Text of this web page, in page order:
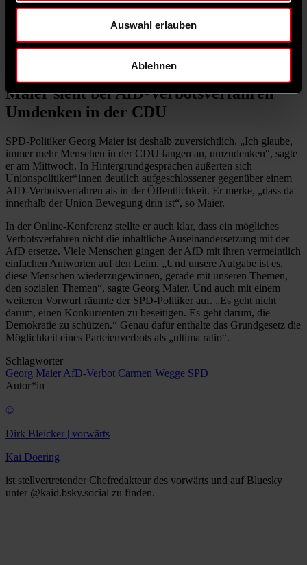
Auswahl erlauben
Ablehnen
Legislatur hatte sich vor allem der damalige CDU-
Verbotsverfahren stark gemacht.Wanderwitz gehört dem Parlament
inzwischen nicht mehr an. Aber auch der schleswig-holsteinische
Ministerpräsident Daniel Günther hat sich für ein Verfahren
Maier sieht bei AfD-Verbotsverfahren
Umdenken in der CDU
SPD-Politiker Georg Maier ist deshalb zuversichtlich. „Ich glaube,
immer mehr Menschen in der CDU fangen an, umzudenken“, sagte
er am Mittwoch. In Hintergrundgesprächen äußerten sich
Unionspolitiker*innen deutlich aufgeschlossener gegenüber einem
AfD-Verbotsverfahren als in der Öffentlichkeit. Er merke, „dass da
innerhalb der Union Bewegung drin ist“, so Maier.
In der Online-Konferenz stellte er auch klar, dass ein mögliches
Verbotsverfahren nicht die inhaltliche Auseinandersetzung mit der
AfD ersetze. Viele Menschen gingen der AfD mit ihren vermeintlich
einfachen Antworten auf den Leim. „Und unsere Aufgabe ist es,
diese Menschen wiederzugewinnen, gerade mit unseren Themen,
den sozialen Themen“, sagte Georg Maier. Und auch mit einem
weiteren Vorwurf räumte der SPD-Politiker auf. „Es geht nicht
darum, einen Konkurrenten zu beseitigen. Es geht darum, die
Demokratie zu schützen.“ Genau dafür enthalte das Grundgesetz die
Möglichkeit eines Parteienverbots als „ultima ratio“.
Schlagwörter
Georg Maier AfD-Verbot Carmen Wegge SPD
Autor*in
©
Dirk Bleicker | vorwärts
Kai Doering
ist stellvertretender Chefredakteur des vorwärts und auf Bluesky
unter @kaid.bsky.social zu finden.